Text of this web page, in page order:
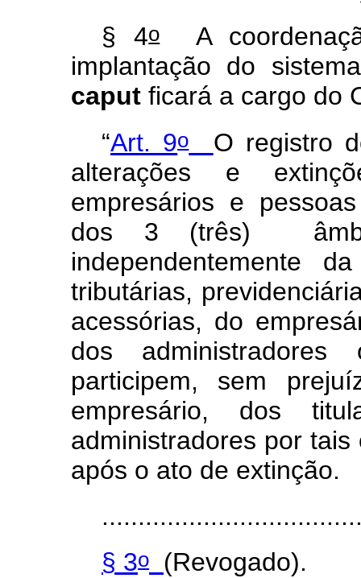
§ 4oA
implantação do
caput ficará a cargo do
“Art. 9o
O registro
alterações e
empresários e
dos 3 (três)
independentemente
tributárias,
acessórias, do
dos
participem, sem
empresário, dos
administradores por
após o ato de extinção.
§ 3o
(Revogado).